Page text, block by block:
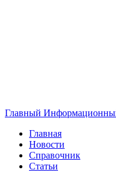
Главный
Главная
Новости
Справочник
Статьи